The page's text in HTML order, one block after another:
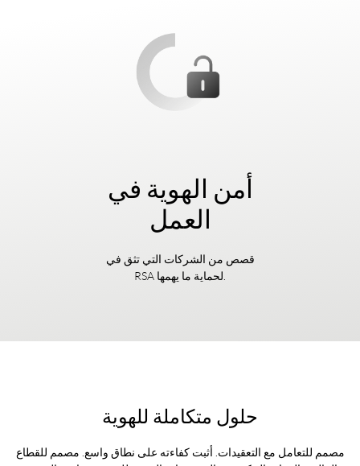
أمن الهوية في
العمل
قصص من الشركات التي تثق في
حلول متكاملة للهوية
مصمم للتعامل مع التعقيدات. أثبت كفاءته على نطاق واسع. مصمم للقطاع